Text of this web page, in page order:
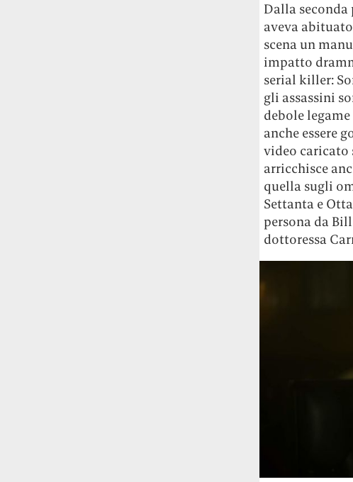
Dalla
aveva
scena un
impatto
serial killer:
gli assassini
debole
anche essere
video caricato
arricchisce
quella sugli
Settanta e
persona da
dottoressa